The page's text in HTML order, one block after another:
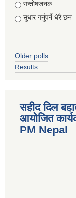
सन्तोषजनक
सुधार गर्नुपर्ने धेरै छन
Older polls
Results
सहीद दिल
आयोजित
PM Nepal